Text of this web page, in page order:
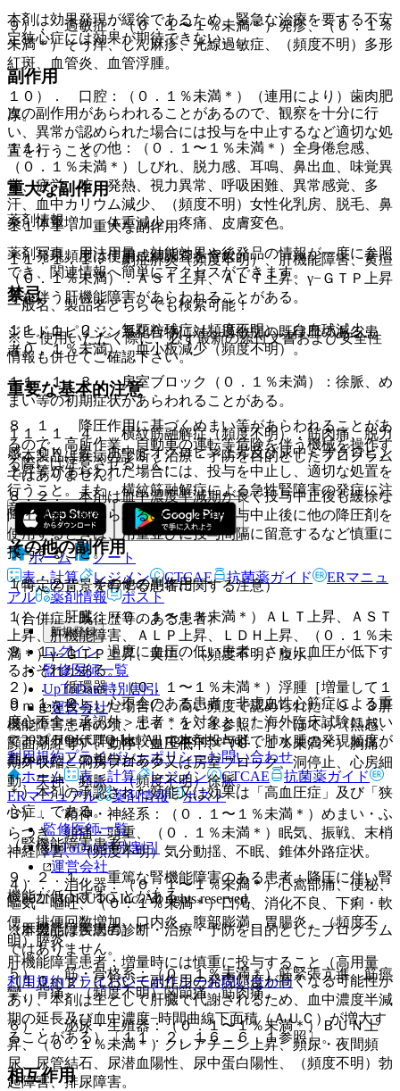
９）． 過敏症：（０．１〜１％未満＊）発疹、（０．１％
未満＊）そう痒、じん麻疹、光線過敏症、（頻度不明）多形
紅斑、血管炎、血管浮腫。
１０）． 口腔：（０．１％未満＊）（連用により）歯肉肥
厚。
１１）． その他：（０．１〜１％未満＊）全身倦怠感、
（０．１％未満＊）しびれ、脱力感、耳鳴、鼻出血、味覚異
常、疲労、咳、発熱、視力異常、呼吸困難、異常感覚、多
汗、血中カリウム減少、（頻度不明）女性化乳房、脱毛、鼻
炎、体重増加、体重減少、疼痛、皮膚変色。
＊）発現頻度は使用成績調査を含む。
禁忌
ジヒドロピリジン系化合物に対し過敏症の既往歴のある患
者。
重要な基本的注意
８．１． 降圧作用に基づくめまい等があらわれることがあ
るので、高所作業、自動車の運転等危険を伴う機械を操作す
る際には注意させること。
８．２． 本剤は血中濃度半減期が長く投与中止後も緩徐な
降圧効果が認められるので、本剤投与中止後に他の降圧剤を
使用するときは、用量並びに投与間隔に留意するなど慎重に
投与すること。
（特定の背景を有する患者に関する注意）
（合併症・既往歴等のある患者）
９．１．１． 過度に血圧の低い患者：さらに血圧が低下す
るおそれがある。
９．１．２． 心不全のある患者：非虚血性心筋症による重
度心不全＜承認外＞患者＊を対象とした海外臨床試験におい
て、プラセボ群と比較して本剤投与群で肺水腫の発現頻度が
高かったとの報告がある。
＊）本剤の承認された効能又は効果は「高血圧症」及び「狭
心症」である。
（腎機能障害患者）
９．２．１． 重篤な腎機能障害のある患者：降圧に伴い腎
機能が低下することがある。
（肝機能障害患者）
肝機能障害患者：増量時には慎重に投与すること（高用量
（１０ｍｇ）において副作用の発現頻度が高くなる可能性が
あり、本剤は主として肝臓で代謝されるため、血中濃度半減
期の延長及び血中濃度−時間曲線下面積（ＡＵＣ）が増大す
ることがある）〔１１．２、１６．６．１参照〕。
相互作用
本剤は効果発現が緩徐であるため、緊急な治療を要する不安
定狭心症には効果が期待できない。
副作用
次の副作用があらわれることがあるので、観察を十分に行
い、異常が認められた場合には投与を中止するなど適切な処
置を行うこと。
重大な副作用
１１．１． 重大な副作用
１１．１．１． 劇症肝炎（頻度不明）、肝機能障害、黄疸
（０．１％未満）：ＡＳＴ上昇、ＡＬＴ上昇、γ−ＧＴＰ上昇
等を伴う肝機能障害があらわれることがある。
１１．１．２． 無顆粒球症（頻度不明）、白血球減少
（０．１％未満）、血小板減少（頻度不明）。
１１．１．３． 房室ブロック（０．１％未満）：徐脈、め
まい等の初期症状があらわれることがある。
１１．１．４． 横紋筋融解症（頻度不明）：筋肉痛、脱力
感、ＣＫ上昇、血中ミオグロビン上昇及び尿中ミオグロビン
上昇等があらわれた場合には、投与を中止し、適切な処置を
行うこと。また、横紋筋融解症による急性腎障害の発症に注
意すること。
その他の副作用
１１．２． その他の副作用
１）． 肝臓：（０．１〜１％未満＊）ＡＬＴ上昇、ＡＳＴ
上昇、肝機能障害、ＡＬＰ上昇、ＬＤＨ上昇、（０．１％未
満＊）γ−ＧＴＰ上昇、黄疸、（頻度不明）腹水。
２）． 循環器：（０．１〜１％未満＊）浮腫［増量して１
０ｍｇを投与した場合に、高い頻度で認められた〔９．３肝
機能障害患者の項、１７．１．１参照〕］、ほてり（熱感、
顔面潮紅等）、動悸、血圧低下、（０．１％未満＊）胸痛、
期外収縮、洞房ブロック又は房室ブロック、洞停止、心房細
動、失神、頻脈、（頻度不明）徐脈。
３）． 精神・神経系：（０．１〜１％未満＊）めまい・ふ
らつき、頭痛・頭重、（０．１％未満＊）眠気、振戦、末梢
神経障害、（頻度不明）気分動揺、不眠、錐体外路症状。
４）． 消化器：（０．１〜１％未満＊）心窩部痛、便秘、
嘔気・嘔吐、（０．１％未満＊）口渇、消化不良、下痢・軟
便、排便回数増加、口内炎、腹部膨満、胃腸炎、（頻度不
明）膵炎。
５）． 筋・骨格系：（０．１％未満＊）筋緊張亢進、筋痙
攣、背痛、（頻度不明）関節痛、筋肉痛。
６）． 泌尿・生殖器：（０．１〜１％未満＊）ＢＵＮ上
昇、（０．１％未満＊）クレアチニン上昇、頻尿・夜間頻
尿、尿管結石、尿潜血陽性、尿中蛋白陽性、（頻度不明）勃
起障害、排尿障害。
薬剤情報
薬剤写真、用法用量、効能効果や後発品の情報が一度に参照
でき、関連情報へ簡単にアクセスができます。
一般名、製品名どちらでも検索可能！
※ ご使用いただく際に、必ず最新の添付文書および安全性
情報も併せてご確認下さい。
※本製品は疾病の診断・治療・予防を目的としたプログラム
ではありません。
ホーム
ノート
表・計算
レジメン CTCAE 抗菌薬ガイド
ERマニュ
アル
薬剤情報 ポスト
新規登録
ログイン
監修医師一覧
UpToDate特別割引
運営会社
© 2021 HOKUTO Inc. All rights reserved.
利用規約プライバシーポリシーお問い合わせ
ホーム
表・計算 レジメン CTCAE
抗菌薬ガイド
ERマニュアル
薬剤情報 ポスト
監修医師一覧
UpToDate特別割引
運営会社
© 2021 HOKUTO Inc. All rights reserved.
※本製品は疾病の診断・治療・予防を目的としたプログラム
ではありません。
利用規約プライバシーポリシーお問い合わせ